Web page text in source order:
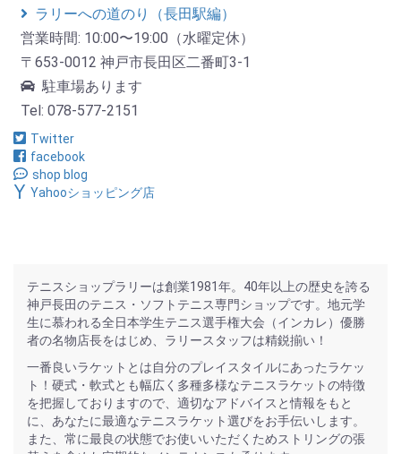
ラリーへの道のり（長田駅編）
営業時間: 10:00〜19:00（水曜定休）
〒653-0012 神戸市長田区二番町3-1
駐車場あります
Tel: 078-577-2151
Twitter
facebook
shop blog
Yahooショッピング店
テニスショップラリーは創業1981年。40年以上の歴史を誇る
神戸長田のテニス・ソフトテニス専門ショップです。地元学
生に慕われる全日本学生テニス選手権大会（インカレ）優勝
者の名物店長をはじめ、ラリースタッフは精鋭揃い！
一番良いラケットとは自分のプレイスタイルにあったラケッ
ト！硬式・軟式とも幅広く多種多様なテニスラケットの特徴
を把握しておりますので、適切なアドバイスと情報をもと
に、あなたに最適なテニスラケット選びをお手伝いします。
また、常に最良の状態でお使いいただくためストリングの張